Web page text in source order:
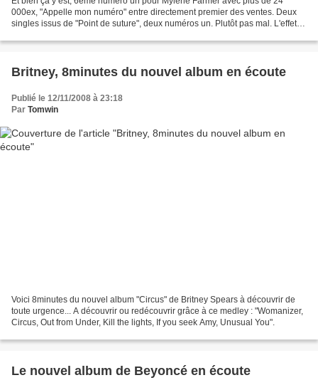
000ex, "Appelle mon numéro" entre directement premier des ventes. Deux
singles issus de "Point de suture", deux numéros un. Plutôt pas mal. L'effet
Britney, 8minutes du nouvel album en écoute
Publié le 12/11/2008 à 23:18
Par Tomwin
Voici 8minutes du nouvel album "Circus" de Britney Spears à découvrir de
toute urgence... A découvrir ou redécouvrir grâce à ce medley : "Womanizer,
Circus, Out from Under, Kill the lights, If you seek Amy, Unusual You".
Le nouvel album de Beyoncé en écoute